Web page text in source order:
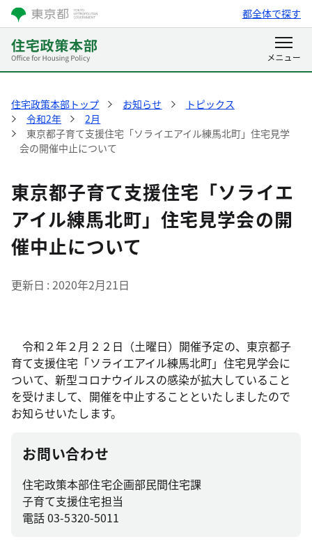
都全体で探す
住宅政策本部トップ お知らせ
トピックス
令和2年
2月
東京都子育て支援住宅「ソライエアイル練馬北町」住宅見学
会の開催中止について
東京都子育て支援住宅「ソライエ
アイル練馬北町」住宅見学会の開
催中止について
更新日 2020年2月21日
令和２年２月２２日（土曜日）開催予定の、東京都子
育て支援住宅「ソライエアイル練馬北町」住宅見学会に
ついて、新型コロナウイルスの感染が拡大していること
を受けまして、開催を中止することといたしましたので
お知らせいたします。
お問い合わせ
住宅政策本部住宅企画部民間住宅課
子育て支援住宅担当
電話 03-5320-5011